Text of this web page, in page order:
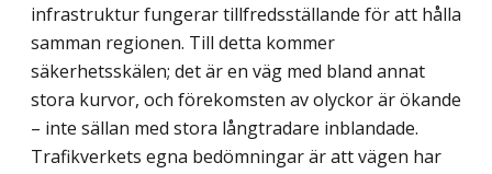
infrastruktur fungerar tillfredsställande för att hålla
samman regionen. Till detta kommer
säkerhetsskälen; det är en väg med bland annat
stora kurvor, och förekomsten av olyckor är ökande
– inte sällan med stora långtradare inblandade.
Trafik­verkets egna bedömningar är att vägen har